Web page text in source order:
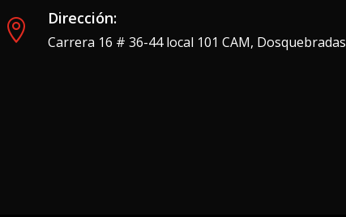
 Dirección:
Carrera 16 # 36-44 local 101 CAM, Dosquebradas